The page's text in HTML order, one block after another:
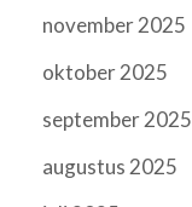
november 2025
oktober 2025
september 2025
augustus 2025